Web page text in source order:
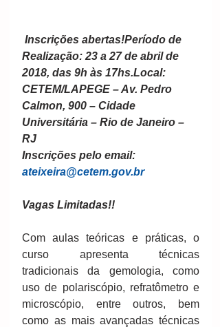
Inscrições abertas!Período de
Realização: 23 a 27 de abril de
2018, das 9h às 17hs.Local:
CETEM/LAPEGE – Av. Pedro
Calmon, 900 – Cidade
Universitária – Rio de Janeiro –
RJ
Inscrições pelo email:
ateixeira@cetem.gov.br
Vagas Limitadas!!
Com aulas teóricas e práticas, o
curso apresenta técnicas
tradicionais da gemologia, como
uso de polariscópio, refratômetro e
microscópio, entre outros, bem
como as mais avançadas técnicas